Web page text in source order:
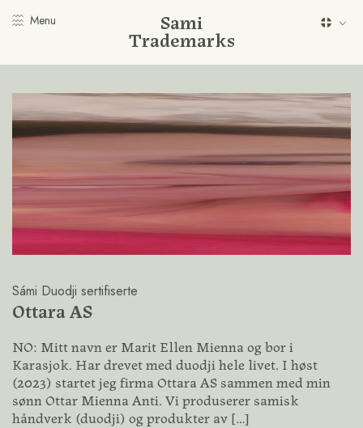
Menu Sami
Trademarks
Sámi Duodji sertifiserte
Ottara AS
NO: Mitt navn er Marit Ellen Mienna og bor i
Karasjok. Har drevet med duodji hele livet. I høst
(2023) startet jeg firma Ottara AS sammen med min
sønn Ottar Mienna Anti. Vi produserer samisk
håndverk (duodji) og produkter av[…]